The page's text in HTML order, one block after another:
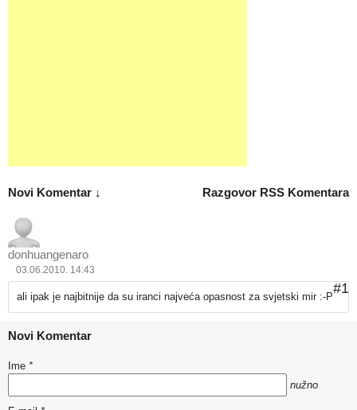
Razgovor RSS Komentara
Novi Komentar ↓
donhuangenaro
03.06.2010. 14:43
#1
ali ipak je najbitnije da su iranci najveća opasnost za svjetski mir :-P
Novi Komentar
Ime *
nužno